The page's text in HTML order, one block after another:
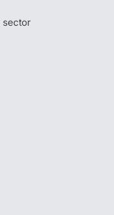
sector